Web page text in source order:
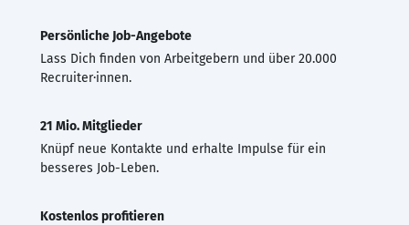
Persönliche Job-Angebote
Lass Dich finden von Arbeitgebern und über 20.000
Recruiter·innen.
21 Mio. Mitglieder
Knüpf neue Kontakte und erhalte Impulse für ein
besseres Job-Leben.
Kostenlos profitieren